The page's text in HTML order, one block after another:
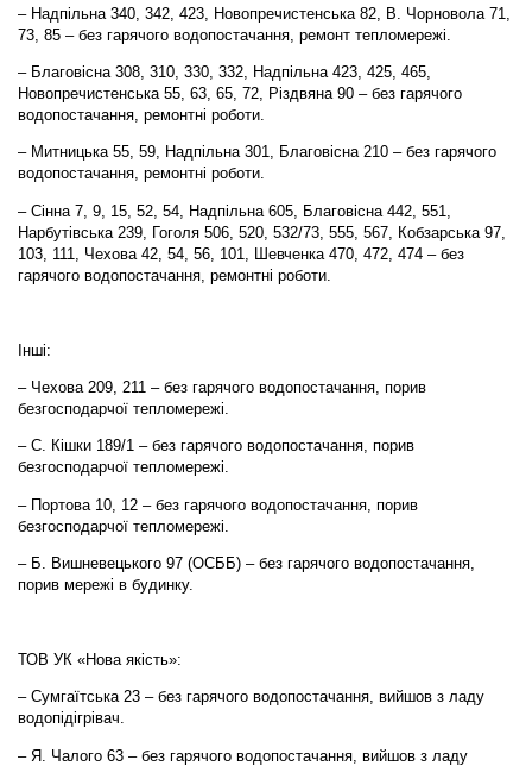
– Надпільна 340, 342, 423, Новопречистенська 82, В. Чорновола 71,
73, 85 – без гарячого водопостачання, ремонт тепломережі.
– Благовісна 308, 310, 330, 332, Надпільна 423, 425, 465,
Новопречистенська 55, 63, 65, 72, Різдвяна 90 – без гарячого
водопостачання, ремонтні роботи.
– Митницька 55, 59, Надпільна 301, Благовісна 210 – без гарячого
водопостачання, ремонтні роботи.
– Сінна 7, 9, 15, 52, 54, Надпільна 605, Благовісна 442, 551,
Нарбутівська 239, Гоголя 506, 520, 532/73, 555, 567, Кобзарська 97,
103, 111, Чехова 42, 54, 56, 101, Шевченка 470, 472, 474 – без
гарячого водопостачання, ремонтні роботи.
Інші:
– Чехова 209, 211 – без гарячого водопостачання, порив
безгосподарчої тепломережі.
– С. Кішки 189/1 – без гарячого водопостачання, порив
безгосподарчої тепломережі.
– Портова 10, 12 – без гарячого водопостачання, порив
безгосподарчої тепломережі.
– Б. Вишневецького 97 (ОСББ) – без гарячого водопостачання,
порив мережі в будинку.
ТОВ УК «Нова якість»:
– Сумгаїтська 23 – без гарячого водопостачання, вийшов з ладу
водопідігрівач.
– Я. Чалого 63 – без гарячого водопостачання, вийшов з ладу